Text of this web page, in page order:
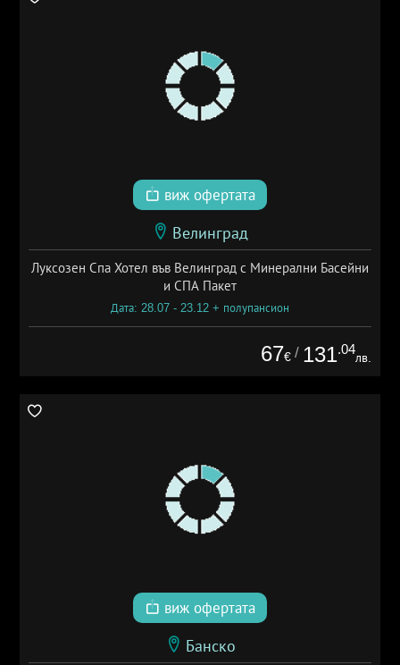
виж офертата
Велинград
Луксозен Спа Хотел във Велинград с Минерални Басейни
и СПА Пакет
Дата: 28.07 - 23.12 + полупансион
67€ / 131.04
лв.
виж офертата
Банско